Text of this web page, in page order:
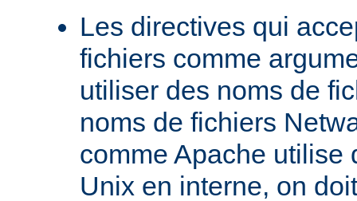
Les directives qui
fichiers comme
utiliser des noms de
noms de fichiers
comme Apache utilise
Unix en interne, on